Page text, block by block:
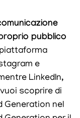
pubblico
e
LinkedIn,
scoprire di
Generation nel